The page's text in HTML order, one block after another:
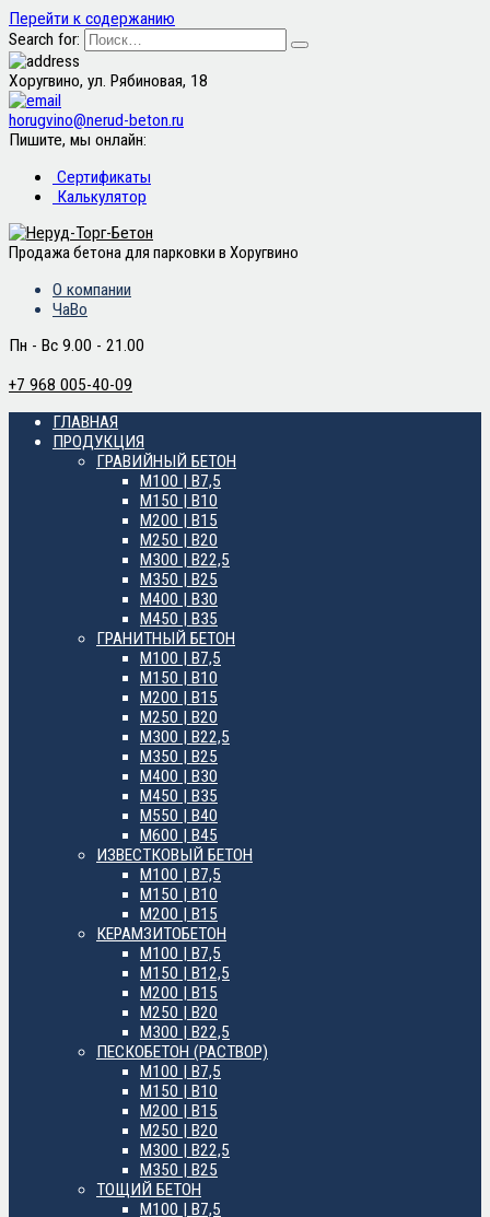
Перейти к содержанию
Search for:
Хоругвино, ул. Рябиновая, 18
horugvino@nerud-beton.ru
Пишите, мы онлайн:
Сертификаты
Калькулятор
Продажа бетона для парковки в Хоругвино
О компании
ЧаВо
Пн - Вс 9.00 - 21.00
+7 968 005-40-09
ГЛАВНАЯ
ПРОДУКЦИЯ
ГРАВИЙНЫЙ БЕТОН
М100 | B7,5
М150 | B10
М200 | B15
М250 | B20
М300 | B22,5
М350 | B25
М400 | B30
М450 | B35
ГРАНИТНЫЙ БЕТОН
М100 | B7,5
М150 | B10
М200 | B15
М250 | B20
М300 | B22,5
М350 | B25
М400 | B30
М450 | B35
М550 | B40
М600 | B45
ИЗВЕСТКОВЫЙ БЕТОН
М100 | B7,5
М150 | B10
М200 | B15
КЕРАМЗИТОБЕТОН
М100 | B7,5
М150 | B12,5
М200 | B15
М250 | B20
М300 | B22,5
ПЕСКОБЕТОН (РАСТВОР)
М100 | B7,5
М150 | B10
М200 | B15
М250 | B20
М300 | B22,5
М350 | B25
ТОЩИЙ БЕТОН
М100 | B7,5